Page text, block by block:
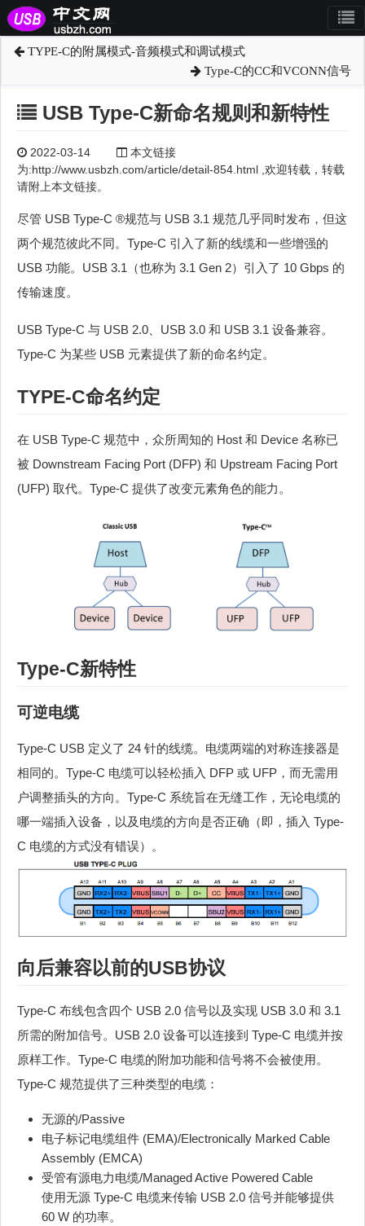
TYPE-C的附属模式-音频模式和调试模式
Type-C的CC和VCONN信号
USB Type-C新命名规则和新特性
2022-03-14
本文链接
为:http://www.usbzh.com/article/detail-854.html ,欢迎转载，转载
请附上本文链接。
尽管 USB Type-C ®规范与 USB 3.1 规范几乎同时发布，但这
两个规范彼此不同。Type-C 引入了新的线缆和一些增强的
USB 功能。USB 3.1（也称为 3.1 Gen 2）引入了 10 Gbps 的
传输速度。
USB Type-C 与 USB 2.0、USB 3.0 和 USB 3.1 设备兼容。
Type-C 为某些 USB 元素提供了新的命名约定。
TYPE-C命名约定
在 USB Type-C 规范中，众所周知的 Host 和 Device 名称已
被 Downstream Facing Port (DFP) 和 Upstream Facing Port
(UFP) 取代。Type-C 提供了改变元素角色的能力。
Type-C新特性
可逆电缆
Type-C USB 定义了 24 针的线缆。电缆两端的对称连接器是
相同的。Type-C 电缆可以轻松插入 DFP 或 UFP，而无需用
户调整插头的方向。Type-C 系统旨在无缝工作，无论电缆的
哪一端插入设备，以及电缆的方向是否正确（即，插入 Type-
C 电缆的方式没有错误）。
向后兼容以前的USB协议
Type-C 布线包含四个 USB 2.0 信号以及实现 USB 3.0 和 3.1
所需的附加信号。USB 2.0 设备可以连接到 Type-C 电缆并按
原样工作。Type-C 电缆的附加功能和信号将不会被使用。
Type-C 规范提供了三种类型的电缆：
无源的/Passive
电子标记电缆组件 (EMA)/Electronically Marked Cable
Assembly (EMCA)
受管有源电力电缆/Managed Active Powered Cable
使用无源 Type-C 电缆来传输 USB 2.0 信号并能够提供
60 W 的功率。